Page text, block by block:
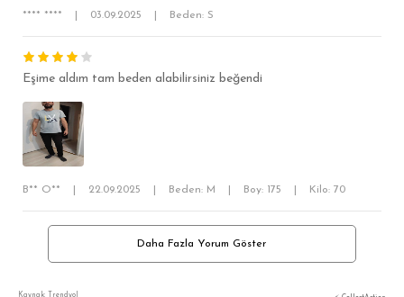
**** **** 03.09.2025 Beden: S
Eşime aldım tam beden alabilirsiniz beğendi
B** O** 22.09.2025 Beden: M Boy: 175 Kilo: 70
Daha Fazla Yorum Göster
Kaynak: Trendyol